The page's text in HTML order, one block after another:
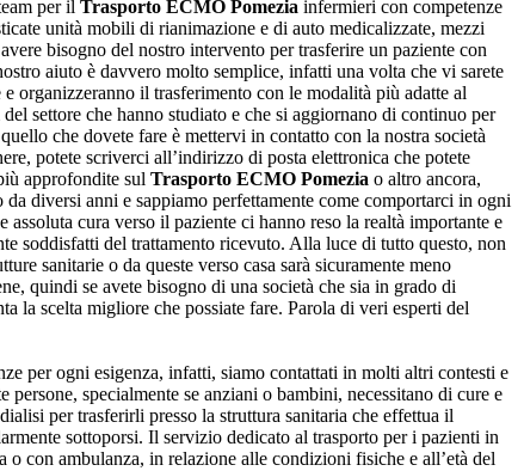
per il Trasporto ECMO Pomezia infermieri con competenze
unità mobili di rianimazione e di auto medicalizzate, mezzi
bisogno del nostro intervento per trasferire un paziente con
aiuto è davvero molto semplice, infatti una volta che vi sarete
organizzeranno il trasferimento con le modalità più adatte al
settore che hanno studiato e che si aggiornano di continuo per
che dovete fare è mettervi in contatto con la nostra società
potete scriverci all’indirizzo di posta elettronica che potete
approfondite sul Trasporto ECMO Pomezia o altro ancora,
diversi anni e sappiamo perfettamente come comportarci in ogni
cura verso il paziente ci hanno reso la realtà importante e
soddisfatti del trattamento ricevuto. Alla luce di tutto questo, non
sanitarie o da queste verso casa sarà sicuramente meno
quindi se avete bisogno di una società che sia in grado di
la scelta migliore che possiate fare. Parola di veri esperti del
per ogni esigenza, infatti, siamo contattati in molti altri contesti e
specialmente se anziani o bambini, necessitano di cure e
per trasferirli presso la struttura sanitaria che effettua il
sottoporsi. Il servizio dedicato al trasporto per i pazienti in
con ambulanza, in relazione alle condizioni fisiche e all’età del